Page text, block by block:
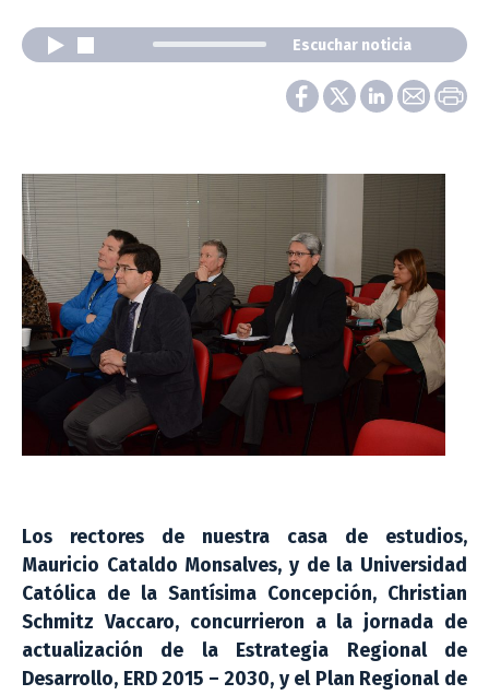
Escuchar noticia
Los rectores de nuestra casa de estudios,
Mauricio Cataldo Monsalves, y de la Universidad
Católica de la Santísima Concepción, Christian
Schmitz Vaccaro, concurrieron a la jornada de
actualización de la Estrategia Regional de
Desarrollo, ERD 2015 – 2030, y el Plan Regional de